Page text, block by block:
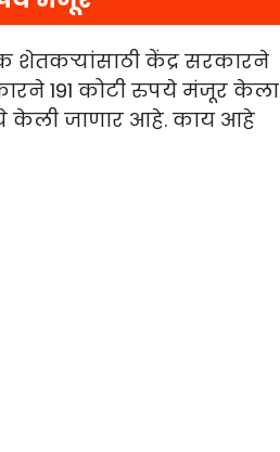
शेतकऱ्यांसाठी केंद्र सरकारने
191 कोटी रुपये मंजूर केला
केली जाणार आहे. काय आहे